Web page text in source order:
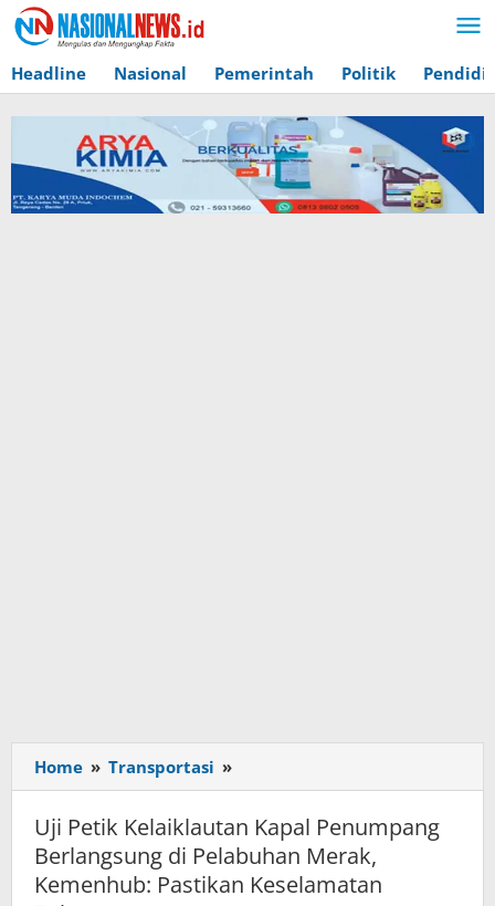
Lewati
ke
konten
Headline Nasional Pemerintah Politik
Home » Transportasi »
Petik
Kelaiklautan
Kapal
Penumpang
Berlangsung
Uji Petik Kelaiklautan Kapal Penumpang
Berlangsung di Pelabuhan Merak,
Kemenhub: Pastikan Keselamatan